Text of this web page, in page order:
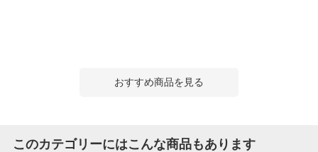
おすすめ商品を見る
このカテゴリーにはこんな商品もあります